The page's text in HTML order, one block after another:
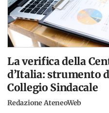
La verifica della
d’Italia: strumento
Collegio Sindacale
Redazione AteneoWeb